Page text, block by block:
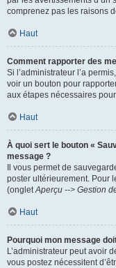
comprenez pas les raisons
Haut
Comment rapporter des
Si l’administrateur l’a
voir un bouton pour
aux étapes nécessaires
Haut
À quoi sert le bouton «
message ?
Il vous permet de
poster ultérieurement. Pour
(ongletAperçu --> Gestion
Haut
Pourquoi mon message
L’administrateur peut avoir
vous postez nécessitent